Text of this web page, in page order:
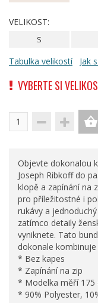
VELIKOST:
S
Tabulka velikostí Jak
VYBERTE SI
Objevte dokonalou
Joseph Ribkoff do
klopě a zapínání na
pro příležitostné i
rukávy a
zatímco detaily
vyniknete. Tato
dokonale
* Bez kapes
* Zapínání na zip
* Modelka měří 175
* 90% Polyester,